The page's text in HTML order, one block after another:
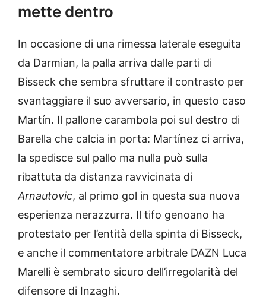
mette dentro
In occasione di una rimessa laterale eseguita
da Darmian, la palla arriva dalle parti di
Bisseck che sembra sfruttare il contrasto per
svantaggiare il suo avversario, in questo caso
Martín. Il pallone carambola poi sul destro di
Barella che calcia in porta: Martínez ci arriva,
la spedisce sul pallo ma nulla può sulla
ribattuta da distanza ravvicinata di
Arnautovic, al primo gol in questa sua nuova
esperienza nerazzurra. Il tifo genoano ha
protestato per l’entità della spinta di Bisseck,
e anche il commentatore arbitrale DAZN Luca
Marelli è sembrato sicuro dell’irregolarità del
difensore di Inzaghi.